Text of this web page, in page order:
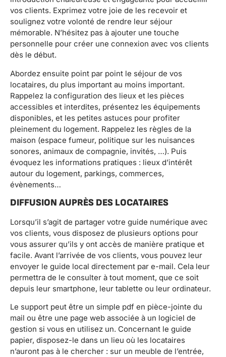
vos clients. Exprimez votre joie de les recevoir et
soulignez votre volonté de rendre leur séjour
mémorable. N’hésitez pas à ajouter une touche
personnelle pour créer une connexion avec vos clients
dès le début.
Abordez ensuite point par point le séjour de vos
locataires, du plus important au moins important.
Rappelez la configuration des lieux et les pièces
accessibles et interdites, présentez les équipements
disponibles, et les petites astuces pour profiter
pleinement du logement. Rappelez les règles de la
maison (espace fumeur, politique sur les nuisances
sonores, animaux de compagnie, invités, …). Puis
évoquez les informations pratiques : lieux d’intérêt
autour du logement, parkings, commerces,
évènements…
DIFFUSION AUPRÈS DES LOCATAIRES
Lorsqu’il s’agit de partager votre guide numérique avec
vos clients, vous disposez de plusieurs options pour
vous assurer qu’ils y ont accès de manière pratique et
facile. Avant l’arrivée de vos clients, vous pouvez leur
envoyer le guide local directement par e-mail. Cela leur
permettra de le consulter à tout moment, que ce soit
depuis leur smartphone, leur tablette ou leur ordinateur.
Le support peut être un simple pdf en pièce-jointe du
mail ou être une page web associée à un logiciel de
gestion si vous en utilisez un. Concernant le guide
papier, disposez-le dans un lieu où les locataires
n’auront pas à le chercher : sur un meuble de l’entrée,